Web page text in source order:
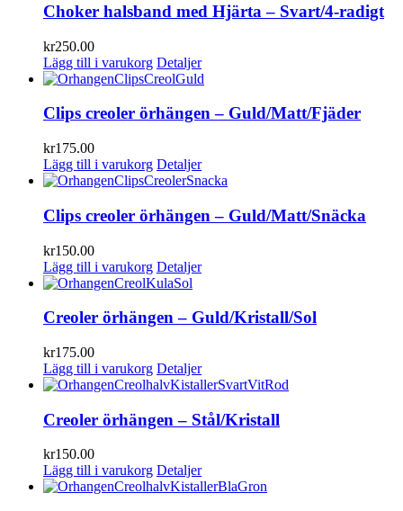
Choker halsband med Hjärta – Svart/4-radigt
kr250.00
Lägg till i varukorg Detaljer
Clips creoler örhängen – Guld/Matt/Fjäder
kr175.00
Lägg till i varukorg Detaljer
Clips creoler örhängen – Guld/Matt/Snäcka
kr150.00
Lägg till i varukorg Detaljer
Creoler örhängen – Guld/Kristall/Sol
kr175.00
Lägg till i varukorg Detaljer
Creoler örhängen – Stål/Kristall
kr150.00
Lägg till i varukorg Detaljer